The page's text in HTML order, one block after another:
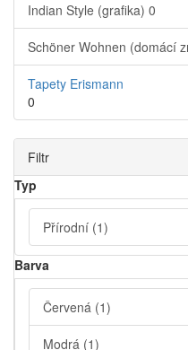
Indian Style (grafika) 0
Schöner Wohnen (domácí
Tapety Erismann
0
Filtr
Typ
Přírodní (1)
Barva
Červená (1)
Modrá (1)